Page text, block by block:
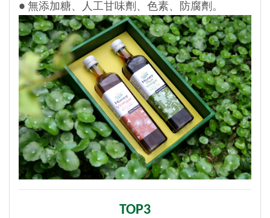
● 無添加糖、人工甘味劑、色素、防腐劑。
TOP3